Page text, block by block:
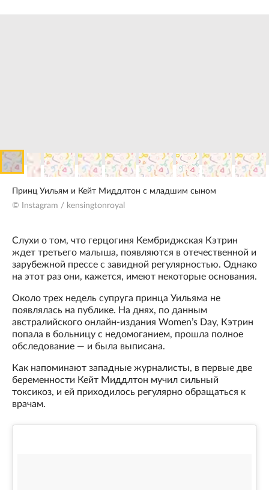
Принц Уильям и Кейт Миддлтон с младшим сыном
© Instagram / kensingtonroyal
Слухи о том, что герцогиня Кембриджская Кэтрин
ждет третьего малыша, появляются в отечественной и
зарубежной прессе с завидной регулярностью. Однако
на этот раз они, кажется, имеют некоторые основания.
Около трех недель супруга принца Уильяма не
появлялась на публике. На днях, по данным
австралийского онлайн-издания Women’s Day, Кэтрин
попала в больницу с недомоганием, прошла полное
обследование — и была выписана.
Как напоминают западные журналисты, в первые две
беременности Кейт Миддлтон мучил сильный
токсикоз, и ей приходилось регулярно обращаться к
врачам.